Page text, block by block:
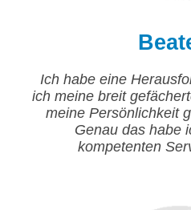
Ich habe eine
ich meine breit
meine Persönlichkeit
Genau das habe
kompetenten